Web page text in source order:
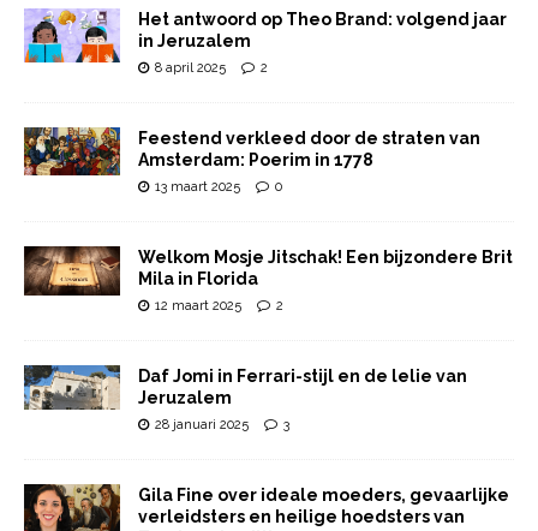
Het antwoord op Theo Brand: volgend jaar
in Jeruzalem
8 april 2025 2
Feestend verkleed door de straten van
Amsterdam: Poerim in 1778
13 maart 2025 0
Welkom Mosje Jitschak! Een bijzondere Brit
Mila in Florida
12 maart 2025 2
Daf Jomi in Ferrari-stijl en de lelie van
Jeruzalem
28 januari 2025 3
Gila Fine over ideale moeders, gevaarlijke
verleidsters en heilige hoedsters van